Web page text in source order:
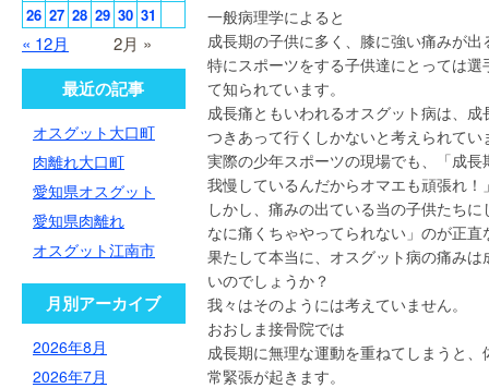
一般病理学によると
成長期の子供に多く、膝に強い痛みが
特にスポーツをする子供達にとっては
て知られています。
成長痛ともいわれるオスグット病は、
つきあって行くしかないと考えられてい
実際の少年スポーツの現場でも、「成
我慢しているんだからオマエも頑張れ
しかし、痛みの出ている当の子供たち
なに痛くちゃやってられない」のが正
果たして本当に、オスグット病の痛み
いのでしょうか？
我々はそのようには考えていません。
おおしま接骨院では
成長期に無理な運動を重ねてしまうと
常緊張が起きます。
« 12月 2月 »
26 27 28 29 30 31
最近の記事
オスグット大口町
肉離れ大口町
愛知県オスグット
愛知県肉離れ
オスグット江南市
月別アーカイブ
2026年8月
2026年7月